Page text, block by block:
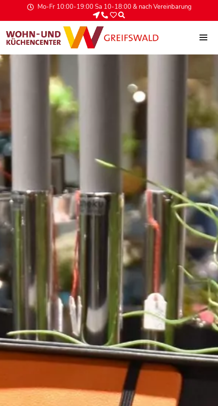
Mo-Fr 10:00-19:00 Sa 10-18:00 & nach Vereinbarung